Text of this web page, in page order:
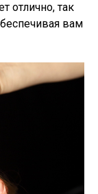
отлично, так
вам